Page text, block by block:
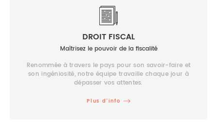
DROIT FISCAL
Maîtrisez le pouvoir de la fiscalité
Renommée à travers le pays pour son savoir-faire et
son ingéniosité, notre équipe travaille chaque jour à
dépasser vos attentes.
Plus d’info